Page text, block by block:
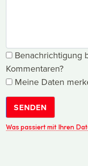
Benachrichtigung
Kommentaren?
Meine Daten
SENDEN
Was passiert mit Ihren